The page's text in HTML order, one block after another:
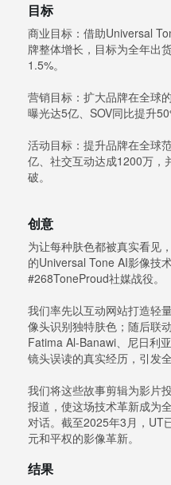
目标
商业目标：借助Universal
牌整体增长，目标为全年出
1.5%。
营销目标：扩大品牌在全球
曝光达5亿、SOV同比提升
活动目标：提升品牌在全球
亿、社交互动达成1200万，
破。
创意
为让每种肤色都被真实看见
的Universal Tone AI影像技
#268ToneProud社媒战役。
我们率先以互动网站打造轻
像头识别独特肤色；随后联
Fatima Al-Banawi、尼日利
镜头误读的真实经历，引发全
我们将这些故事剪辑为影片
报道，使这场技术革新成为
对话。截至2025年3月，UT
元和平权的影像革新。
结果